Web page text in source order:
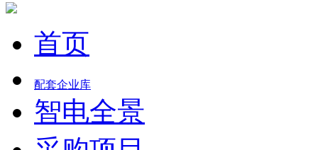
首页
配套企业库
智电全景